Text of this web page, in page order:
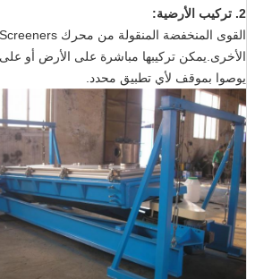
2. تركيب الأرضية:
يوصوا بموقف لأي تطبيق محدد.